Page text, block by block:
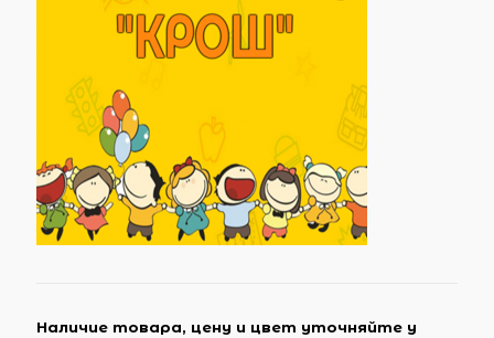
Наличие товара, цену и цвет уточняйте у